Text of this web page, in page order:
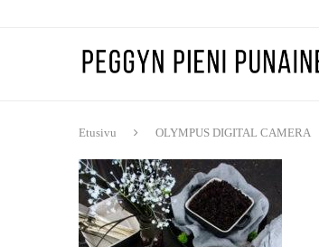
Etusivu OLYMPUS DIGITAL CAMERA